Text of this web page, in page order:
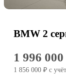
BMW 2
1 996
1 856 000 ₽ c